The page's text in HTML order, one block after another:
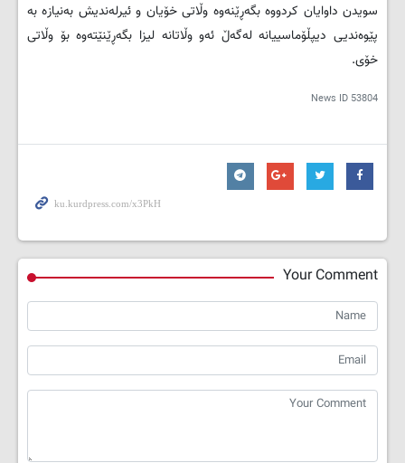
سویدن داوایان کردووە بگەڕێنەوە وڵاتی خۆیان و ئیرلەندیش بەنیازە بە
پێوەندیی دیپڵۆماسییانە لەگەڵ ئەو وڵاتانە لیزا بگەڕێنێتەوە بۆ وڵاتی
خۆی.
News ID 53804
Your Comment